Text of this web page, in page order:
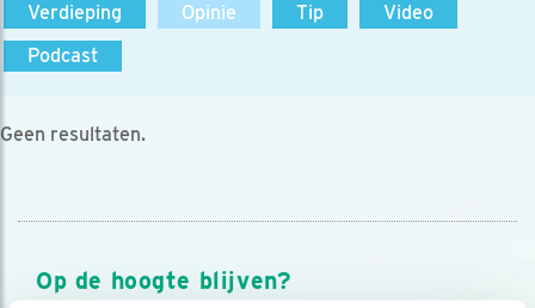
Verdieping
Opinie Tip
Video
Podcast
Geen resultaten.
Op de hoogte blijven?